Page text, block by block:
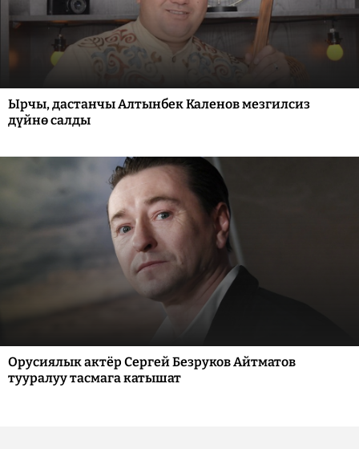
Ырчы, дастанчы Алтынбек Каленов мезгилсиз
дүйнө салды
Орусиялык актёр Сергей Безруков Айтматов
тууралуу тасмага катышат